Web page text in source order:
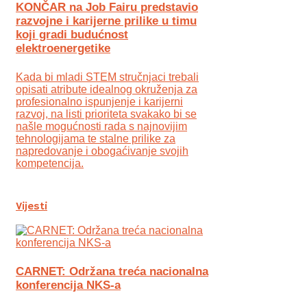
KONČAR na Job Fairu predstavio
razvojne i karijerne prilike u timu
koji gradi budućnost
elektroenergetike
Kada bi mladi STEM stručnjaci trebali
opisati atribute idealnog okruženja za
profesionalno ispunjenje i karijerni
razvoj, na listi prioriteta svakako bi se
našle mogućnosti rada s najnovijim
tehnologijama te stalne prilike za
napredovanje i obogaćivanje svojih
kompetencija.
Vijesti
CARNET: Održana treća nacionalna
konferencija NKS-a